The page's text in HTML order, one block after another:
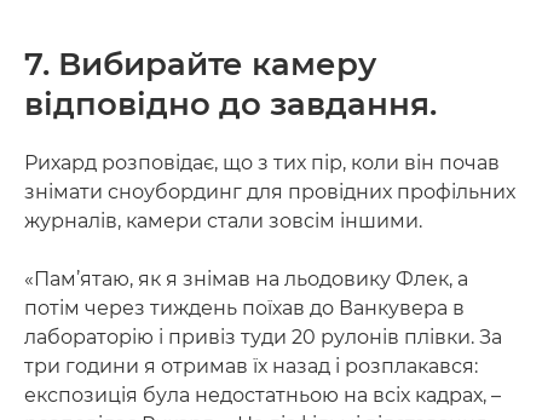
7. Вибирайте камеру
відповідно до завдання.
Рихард розповідає, що з тих пір, коли він почав
знімати сноубординг для провідних профільних
журналів, камери стали зовсім іншими.
«Пам’ятаю, як я знімав на льодовику Флек, а
потім через тиждень поїхав до Ванкувера в
лабораторію і привіз туди 20 рулонів плівки. За
три години я отримав їх назад і розплакався:
експозиція була недостатньою на всіх кадрах, –